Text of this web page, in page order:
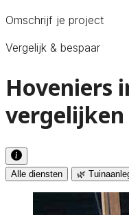
Omschrijf je project
Vergelijk & bespaar
Hoveniers
vergelijken
Alle diensten 🌿